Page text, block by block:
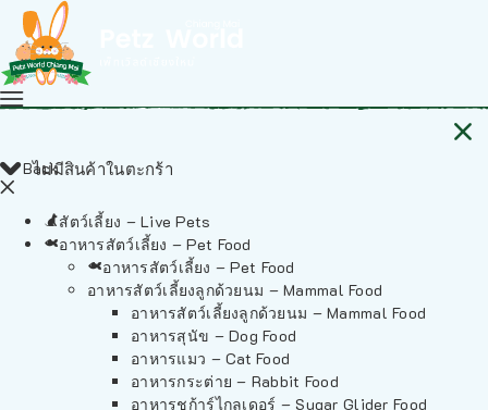
ไม่มีสินค้าในตะกร้า
Back
สัตว์เลี้ยง – Live Pets
อาหารสัตว์เลี้ยง – Pet Food
อาหารสัตว์เลี้ยง – Pet Food
อาหารสัตว์เลี้ยงลูกด้วยนม – Mammal Food
อาหารสัตว์เลี้ยงลูกด้วยนม – Mammal Food
อาหารสุนัข – Dog Food
อาหารแมว – Cat Food
อาหารกระต่าย – Rabbit Food
อาหารชูก้าร์ไกลเดอร์ – Sugar Glider Food